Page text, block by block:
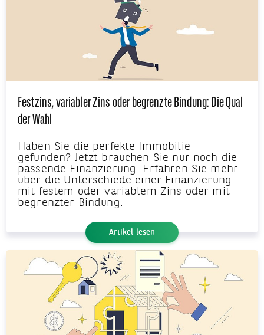
Festzins, variabler Zins oder begrenzte Bindung: Die Qual
der Wahl
Haben Sie die perfekte Immobilie
gefunden? Jetzt brauchen Sie nur noch die
passende Finanzierung. Erfahren Sie mehr
über die Unterschiede einer Finanzierung
mit festem oder variablem Zins oder mit
begrenzter Bindung.
Artikel lesen